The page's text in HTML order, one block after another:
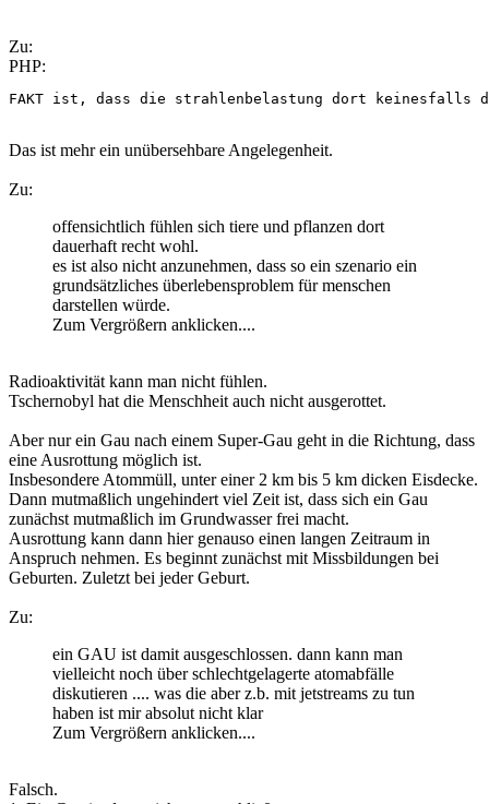
Zu:
PHP:
FAKT ist, dass die strahlenbelastung dort keinesfalls
Das ist mehr ein unübersehbare Angelegenheit.
Zu:
offensichtlich fühlen sich tiere und pflanzen dort
dauerhaft recht wohl.
es ist also nicht anzunehmen, dass so ein szenario ein
grundsätzliches überlebensproblem für menschen
darstellen würde.
Zum Vergrößern anklicken....
Radioaktivität kann man nicht fühlen.
Tschernobyl hat die Menschheit auch nicht ausgerottet.
Aber nur ein Gau nach einem Super-Gau geht in die Richtung, dass
eine Ausrottung möglich ist.
Insbesondere Atommüll, unter einer 2 km bis 5 km dicken Eisdecke.
Dann mutmaßlich ungehindert viel Zeit ist, dass sich ein Gau
zunächst mutmaßlich im Grundwasser frei macht.
Ausrottung kann dann hier genauso einen langen Zeitraum in
Anspruch nehmen. Es beginnt zunächst mit Missbildungen bei
Geburten. Zuletzt bei jeder Geburt.
Zu:
ein GAU ist damit ausgeschlossen. dann kann man
vielleicht noch über schlechtgelagerte atomabfälle
diskutieren .... was die aber z.b. mit jetstreams zu tun
haben ist mir absolut nicht klar
Zum Vergrößern anklicken....
Falsch.